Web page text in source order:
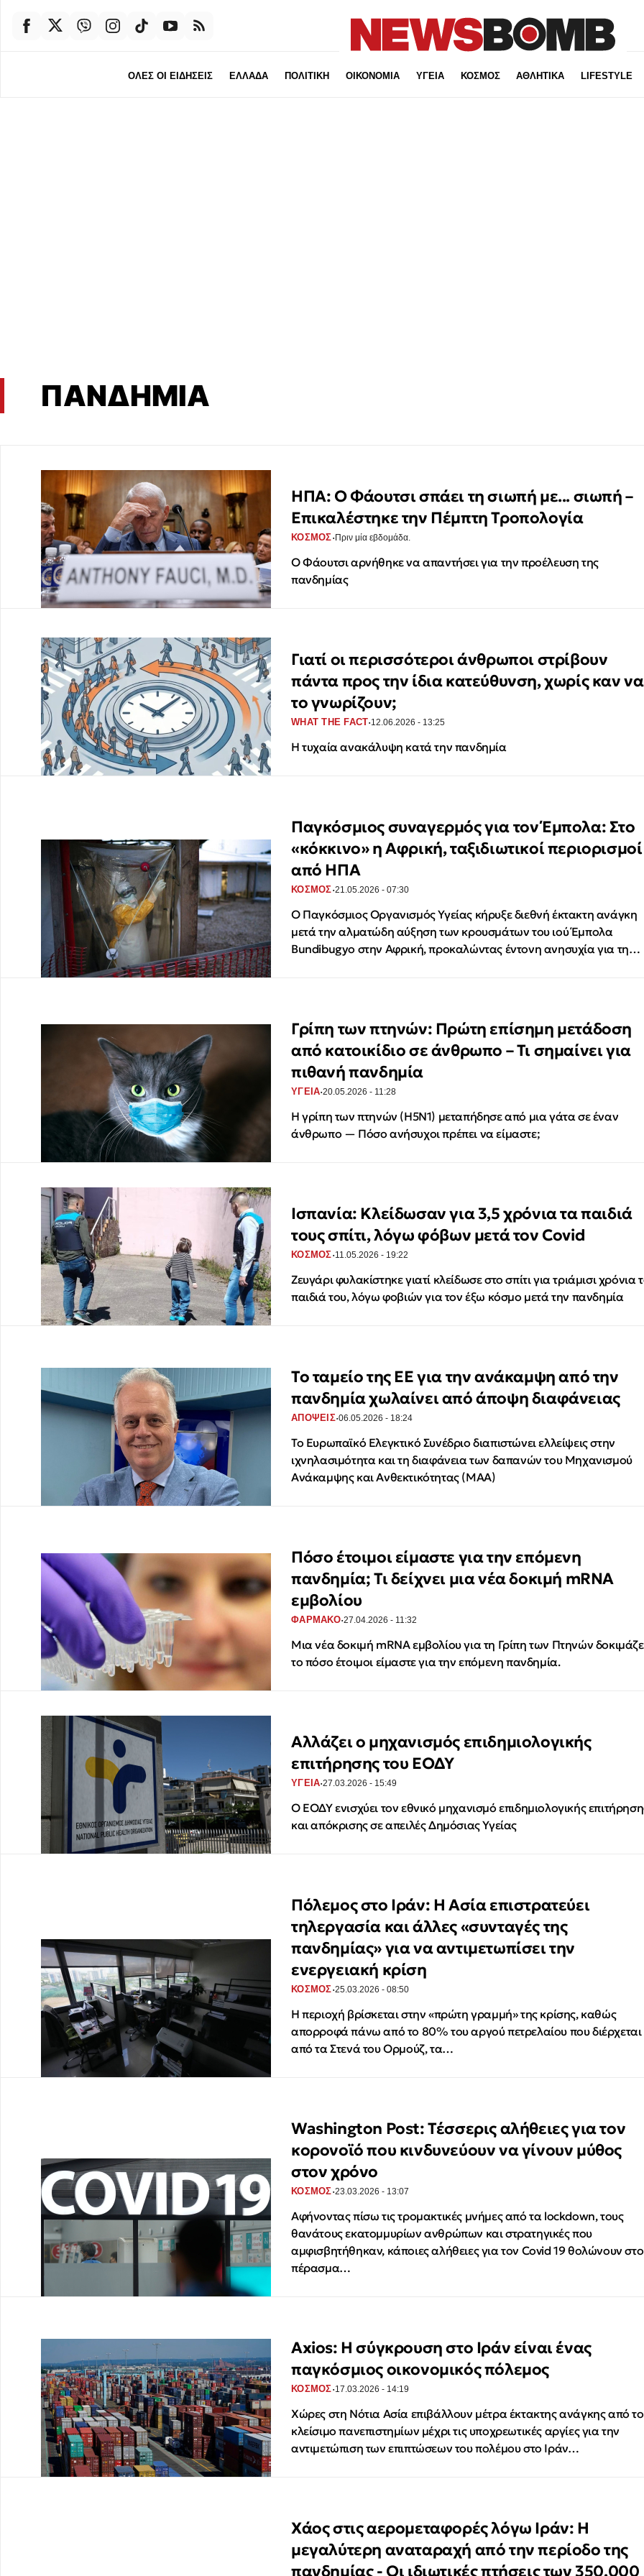
ΟΛΕΣ ΟΙ ΕΙΔΗΣΕΙΣ ΕΛΛΑΔΑ ΠΟΛΙΤΙΚΗ ΟΙΚΟΝΟΜΙΑ ΥΓΕΙΑ ΚΟΣΜΟΣ ΑΘΛΗΤΙΚΑ LIFESTYLE
ΠΑΝΔΗΜΙΑ
ΗΠΑ: Ο Φάουτσι σπάει τη σιωπή με... σιωπή –
Επικαλέστηκε την Πέμπτη Τροπολογία
ΚΟΣΜΟΣ·Πριν μία εβδομάδα.
Ο Φάουτσι αρνήθηκε να απαντήσει για την προέλευση της
πανδημίας
Γιατί οι περισσότεροι άνθρωποι στρίβουν
πάντα προς την ίδια κατεύθυνση, χωρίς καν να
το γνωρίζουν;
WHAT THE FACT·12.06.2026 - 13:25
Η τυχαία ανακάλυψη κατά την πανδημία
Παγκόσμιος συναγερμός για τον Έμπολα: Στο
«κόκκινο» η Αφρική, ταξιδιωτικοί περιορισμοί
από ΗΠΑ
ΚΟΣΜΟΣ·21.05.2026 - 07:30
Ο Παγκόσμιος Οργανισμός Υγείας κήρυξε διεθνή έκτακτη ανάγκη
μετά την αλματώδη αύξηση των κρουσμάτων του ιού Έμπολα
Bundibugyo στην Αφρική, προκαλώντας έντονη ανησυχία για τη…
Γρίπη των πτηνών: Πρώτη επίσημη μετάδοση
από κατοικίδιο σε άνθρωπο – Τι σημαίνει για
πιθανή πανδημία
ΥΓΕΙΑ·20.05.2026 - 11:28
Η γρίπη των πτηνών (Η5Ν1) μεταπήδησε από μια γάτα σε έναν
άνθρωπο — Πόσο ανήσυχοι πρέπει να είμαστε;
Ισπανία: Κλείδωσαν για 3,5 χρόνια τα παιδιά
τους σπίτι, λόγω φόβων μετά τον Covid
ΚΟΣΜΟΣ·11.05.2026 - 19:22
Ζευγάρι φυλακίστηκε γιατί κλείδωσε στο σπίτι για τριάμισι χρόνια
παιδιά του, λόγω φοβιών για τον έξω κόσμο μετά την πανδημία
Το ταμείο της ΕΕ για την ανάκαμψη από την
πανδημία χωλαίνει από άποψη διαφάνειας
ΑΠΟΨΕΙΣ·06.05.2026 - 18:24
Το Ευρωπαϊκό Ελεγκτικό Συνέδριο διαπιστώνει ελλείψεις στην
ιχνηλασιμότητα και τη διαφάνεια των δαπανών του Μηχανισμού
Ανάκαμψης και Ανθεκτικότητας (ΜΑΑ)
Πόσο έτοιμοι είμαστε για την επόμενη
πανδημία; Τι δείχνει μια νέα δοκιμή mRNA
εμβολίου
ΦΑΡΜΑΚΟ·27.04.2026 - 11:32
Μια νέα δοκιμή mRNA εμβολίου για τη Γρίπη των Πτηνών
το πόσο έτοιμοι είμαστε για την επόμενη πανδημία.
Αλλάζει ο μηχανισμός επιδημιολογικής
επιτήρησης του ΕΟΔΥ
ΥΓΕΙΑ·27.03.2026 - 15:49
Ο ΕΟΔΥ ενισχύει τον εθνικό μηχανισμό επιδημιολογικής
και απόκρισης σε απειλές Δημόσιας Υγείας
Πόλεμος στο Ιράν: Η Ασία επιστρατεύει
τηλεργασία και άλλες «συνταγές της
πανδημίας» για να αντιμετωπίσει την
ενεργειακή κρίση
ΚΟΣΜΟΣ·25.03.2026 - 08:50
Η περιοχή βρίσκεται στην «πρώτη γραμμή» της κρίσης, καθώς
απορροφά πάνω από το 80% του αργού πετρελαίου που διέρχεται
από τα Στενά του Ορμούζ, τα…
Washington Post: Τέσσερις αλήθειες για τον
κορονοϊό που κινδυνεύουν να γίνουν μύθος
στον χρόνο
ΚΟΣΜΟΣ·23.03.2026 - 13:07
Αφήνοντας πίσω τις τρομακτικές μνήμες από τα lockdown, τους
θανάτους εκατομμυρίων ανθρώπων και στρατηγικές που
αμφισβητήθηκαν, κάποιες αλήθειες για τον Covid 19 θολώνουν στο
πέρασμα…
Axios: H σύγκρουση στο Ιράν είναι ένας
παγκόσμιος οικονομικός πόλεμος
ΚΟΣΜΟΣ·17.03.2026 - 14:19
Χώρες στη Νότια Ασία επιβάλλουν μέτρα έκτακτης ανάγκης από το
κλείσιμο πανεπιστημίων μέχρι τις υποχρεωτικές αργίες για την
αντιμετώπιση των επιπτώσεων του πολέμου στο Ιράν…
Χάος στις αερομεταφορές λόγω Ιράν: Η
μεγαλύτερη αναταραχή από την περίοδο της
πανδημίας - Οι ιδιωτικές πτήσεις των 350.000